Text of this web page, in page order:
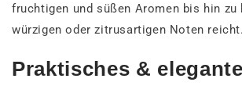
fruchtigen und süßen Aromen bis hin zu
würzigen oder zitrusartigen Noten reicht.
Praktisches &